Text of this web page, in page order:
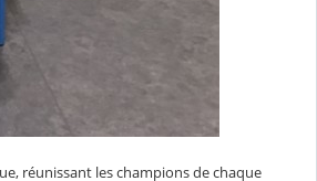
réunissant les champions de chaque